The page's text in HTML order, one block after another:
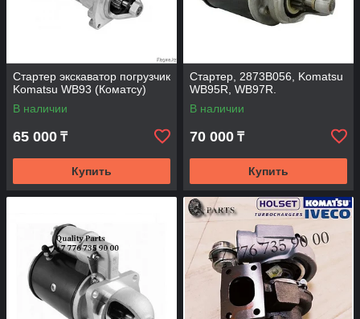
Стартер экскаватор погрузчик
Komatsu WB93 (Коматсу)
В наличии
65 000 ₸
Купить
Стартер, 2873B056, Komatsu
WB95R, WB97R.
В наличии
70 000 ₸
Купить